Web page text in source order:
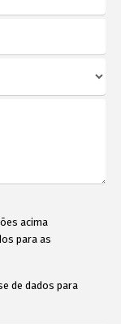
acima
para as
de dados para